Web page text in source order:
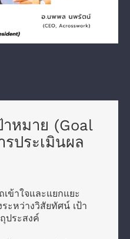
หมาย (Goal
ประเมินผล
เข้าใจและแยกแยะ
ะหว่างวิสัยทัศน์ เป้า
ประสงค์